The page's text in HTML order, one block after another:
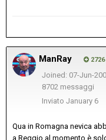
ManRay 2726
Joined: 07-Jun-
8702 messaggi
Inviato January 6
Qua in Romagna nevica
a Reggio al momento è